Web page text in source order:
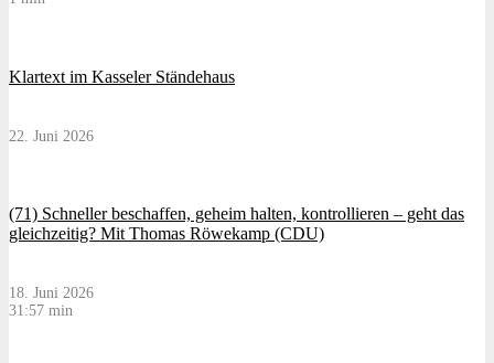
Klartext im Kasseler Ständehaus
22. Juni 2026
(71) Schneller beschaffen, geheim halten, kontrollieren – geht das
gleichzeitig? Mit Thomas Röwekamp (CDU)
18. Juni 2026
31:57 min